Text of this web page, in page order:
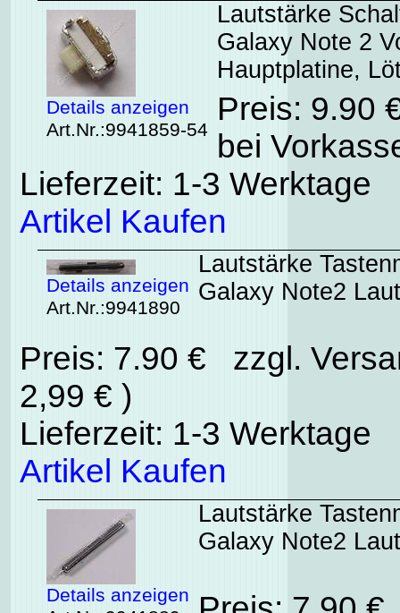
Details anzeigen
Art.Nr.:9941859-54
Lautstärke
Galaxy Note 2
Hauptplatine,
Preis: 9.90
bei
Lieferzeit: 1-3 Werktage
Artikel Kaufen
Details anzeigen
Art.Nr.:9941890
Lautstärke
Galaxy Note2
Preis: 7.90 € zzgl.
2,99 € )
Lieferzeit: 1-3 Werktage
Artikel Kaufen
Details anzeigen
Lautstärke
Galaxy Note2